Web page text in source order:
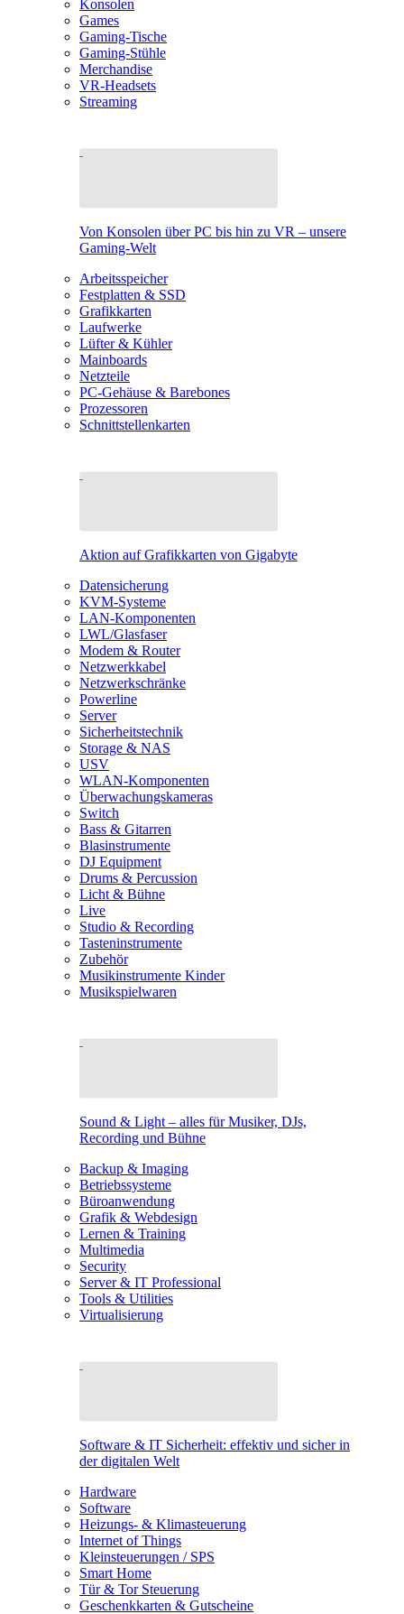
Konsolen
Games
Gaming-Tische
Gaming-Stühle
Merchandise
VR-Headsets
Streaming
Von Konsolen über PC bis hin zu VR – unsere
Gaming-Welt
Arbeitsspeicher
Festplatten & SSD
Grafikkarten
Laufwerke
Lüfter & Kühler
Mainboards
Netzteile
PC-Gehäuse & Barebones
Prozessoren
Schnittstellenkarten
Aktion auf Grafikkarten von Gigabyte
Datensicherung
KVM-Systeme
LAN-Komponenten
LWL/Glasfaser
Modem & Router
Netzwerkkabel
Netzwerkschränke
Powerline
Server
Sicherheitstechnik
Storage & NAS
USV
WLAN-Komponenten
Überwachungskameras
Switch
Bass & Gitarren
Blasinstrumente
DJ Equipment
Drums & Percussion
Licht & Bühne
Live
Studio & Recording
Tasteninstrumente
Zubehör
Musikinstrumente Kinder
Musikspielwaren
Sound & Light – alles für Musiker, DJs,
Recording und Bühne
Backup & Imaging
Betriebssysteme
Büroanwendung
Grafik & Webdesign
Lernen & Training
Multimedia
Security
Server & IT Professional
Tools & Utilities
Virtualisierung
Software & IT Sicherheit: effektiv und sicher in
der digitalen Welt
Hardware
Software
Heizungs- & Klimasteuerung
Internet of Things
Kleinsteuerungen / SPS
Smart Home
Tür & Tor Steuerung
Geschenkkarten & Gutscheine